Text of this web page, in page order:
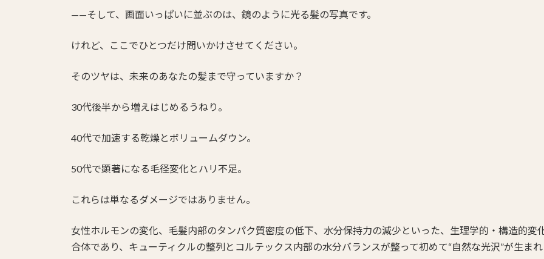
——そして、画面いっぱいに並ぶのは、鏡のように光る髪の写真です。
けれど、ここでひとつだけ問いかけさせてください。
そのツヤは、未来のあなたの髪まで守っていますか？
30代後半から増えはじめるうねり。
40代で加速する乾燥とボリュームダウン。
50代で顕著になる毛径変化とハリ不足。
これらは単なるダメージではありません。
女性ホルモンの変化、毛髪内部のタンパク質密度の低下、水分保持力の減少といった、生理学的・構造的変
合体であり、キューティクルの整列とコルテックス内部の水分バランスが整って初めて“自然な光沢”が生ま